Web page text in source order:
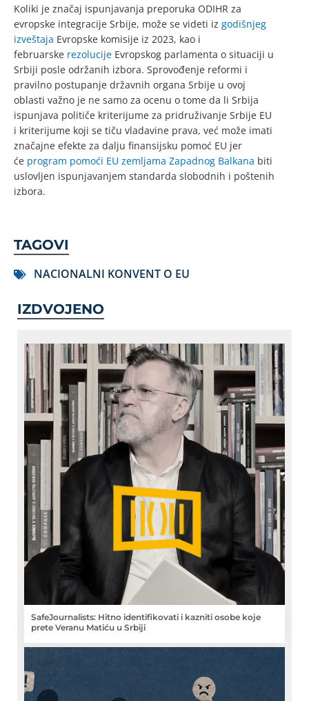
Koliki je značaj ispunjavanja preporuka ODIHR za
evropske integracije Srbije, može se videti iz godišnjeg
izveštaja Evropske komisije iz 2023, kao i
februarske rezolucije Evropskog parlamenta o situaciji u
Srbiji posle održanih izbora. Sprovođenje reformi i
pravilno postupanje državnih organa Srbije u ovoj
oblasti važno je ne samo za ocenu o tome da li Srbija
ispunjava političe kriterijume za pridruživanje Srbije EU
i kriterijume koji se tiču vladavine prava, već može imati
značajne efekte za dalju finansijsku pomoć EU jer
će program pomoći EU zemljama Zapadnog Balkana biti
uslovljen ispunjavanjem standarda slobodnih i poštenih
izbora.
TAGOVI
NACIONALNI KONVENT O EU
IZDVOJENO
SafeJournalists: Hitno identifikovati i kazniti osobe koje
prete Veranu Matiću u Srbiji